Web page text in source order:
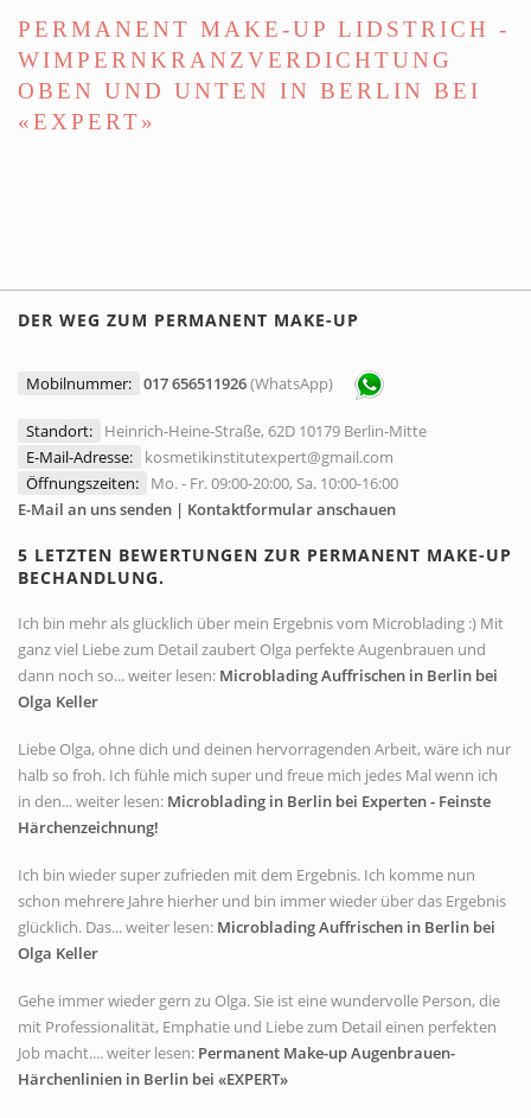
PERMANENT MAKE-UP LIDSTRICH -
WIMPERNKRANZVERDICHTUNG
OBEN UND UNTEN IN BERLIN BEI
«EXPERT»
DER WEG ZUM PERMANENT MAKE-UP
Mobilnummer: 017 656511926(WhatsApp)
Standort:
Heinrich-Heine-Straße, 62D 10179 Berlin-Mitte
E-Mail-Adresse:
kosmetikinstitutexpert@gmail.com
Öffnungszeiten:
Mo. - Fr. 09:00-20:00, Sa. 10:00-16:00
E-Mail an uns senden | Kontaktformular anschauen
5 LETZTEN BEWERTUNGEN ZUR PERMANENT MAKE-UP
BECHANDLUNG.
Ich bin mehr als glücklich über mein Ergebnis vom Microblading :) Mit
ganz viel Liebe zum Detail zaubert Olga perfekte Augenbrauen und
dann noch so... weiter lesen: Microblading Auffrischen in Berlin bei
Olga Keller
Liebe Olga, ohne dich und deinen hervorragenden Arbeit, wäre ich nur
halb so froh. Ich fühle mich super und freue mich jedes Mal wenn ich
in den... weiter lesen: Microblading in Berlin bei Experten - Feinste
Härchenzeichnung!
Ich bin wieder super zufrieden mit dem Ergebnis. Ich komme nun
schon mehrere Jahre hierher und bin immer wieder über das Ergebnis
glücklich. Das... weiter lesen: Microblading Auffrischen in Berlin bei
Olga Keller
Gehe immer wieder gern zu Olga. Sie ist eine wundervolle Person, die
mit Professionalität, Emphatie und Liebe zum Detail einen perfekten
Job macht.... weiter lesen: Permanent Make-up Augenbrauen-
Härchenlinien in Berlin bei «EXPERT»